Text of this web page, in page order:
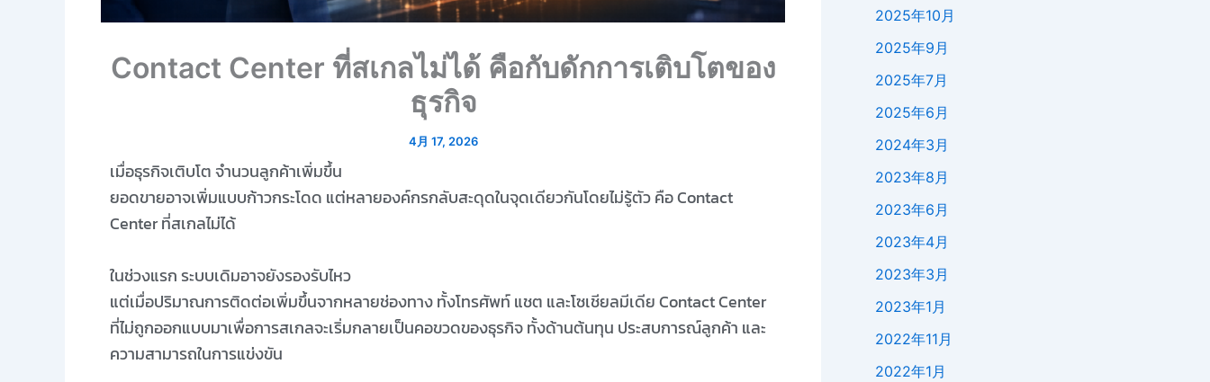
Contact Center ที่สเกลไม่ได้ คือกับดักการเติบโตของ
ธุรกิจ
4月 17, 2026
เมื่อธุรกิจเติบโต จำนวนลูกค้าเพิ่มขึ้น
ยอดขายอาจเพิ่มแบบก้าวกระโดด แต่หลายองค์กรกลับสะดุดในจุดเดียวกันโดยไม่รู้ตัว คือContact
Center ที่สเกลไม่ได้
ในช่วงแรก ระบบเดิมอาจยังรองรับไหว
แต่เมื่อปริมาณการติดต่อเพิ่มขึ้นจากหลายช่องทาง ทั้งโทรศัพท์ แชต และโซเชียลมีเดีย Contact Center
ที่ไม่ถูกออกแบบมาเพื่อการสเกลจะเริ่มกลายเป็นคอขวดของธุรกิจ ทั้งด้านต้นทุน ประสบการณ์ลูกค้า และ
ความสามารถในการแข่งขัน
2025年10月
2025年9月
2025年7月
2025年6月
2024年3月
2023年8月
2023年6月
2023年4月
2023年3月
2023年1月
2022年11月
2022年1月